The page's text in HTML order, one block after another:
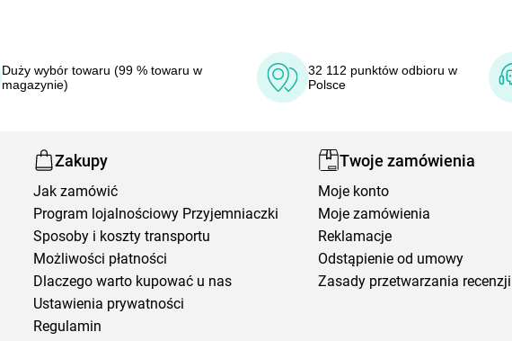
Duży wybór towaru (99 % towaru w
magazynie)
32 112 punktów odbioru w
Polsce
Zakupy
Jak zamówić
Program lojalnościowy Przyjemniaczki
Sposoby i koszty transportu
Możliwości płatności
Dlaczego warto kupować u nas
Ustawienia prywatności
Regulamin
Twoje zamówienia
Moje konto
Moje zamówienia
Reklamacje
Odstąpienie od umowy
Zasady przetwarzania recenzji